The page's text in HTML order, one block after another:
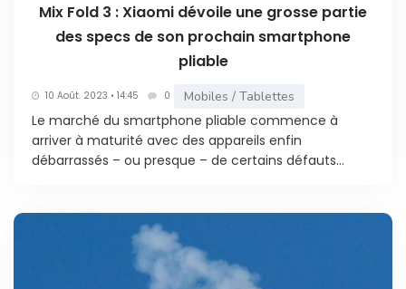
Mix Fold 3 : Xiaomi dévoile une grosse partie
des specs de son prochain smartphone
pliable
10 Août. 2023 • 14:45 0 Mobiles / Tablettes
Le marché du smartphone pliable commence à
arriver à maturité avec des appareils enfin
débarrassés – ou presque – de certains défauts...